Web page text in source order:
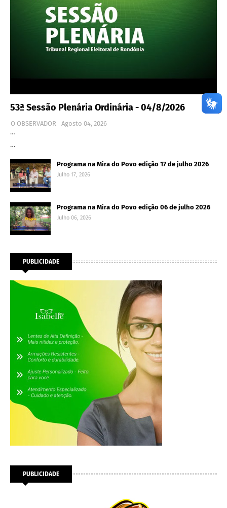
53ª Sessão Plenária Ordinária - 04/8/2026
O OBSERVADOR
Agosto 04, 2026
…
…
Programa na Mira do Povo edição 17 de julho 2026
Julho 17, 2026
Programa na Mira do Povo edição 06 de julho 2026
Julho 06, 2026
PUBLICIDADE
PUBLICIDADE